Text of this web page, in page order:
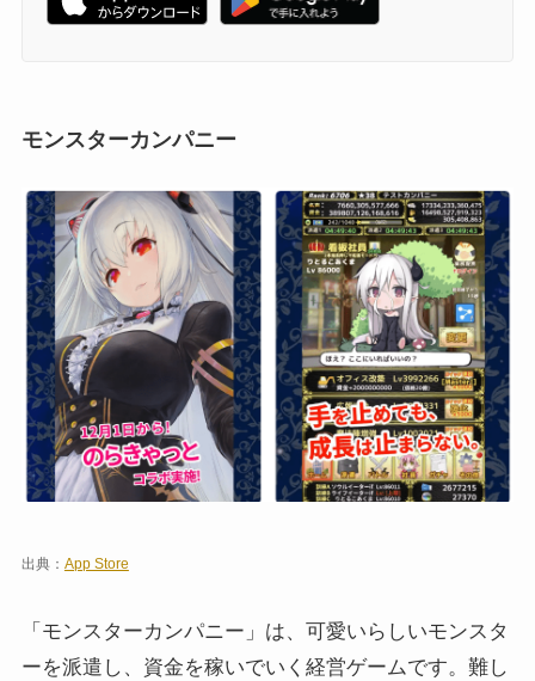
モンスターカンパニー
出典： App Store
「モンスターカンパニー」は、可愛いらしいモンスタ
ーを派遣し、資金を稼いでいく経営ゲームです。難し